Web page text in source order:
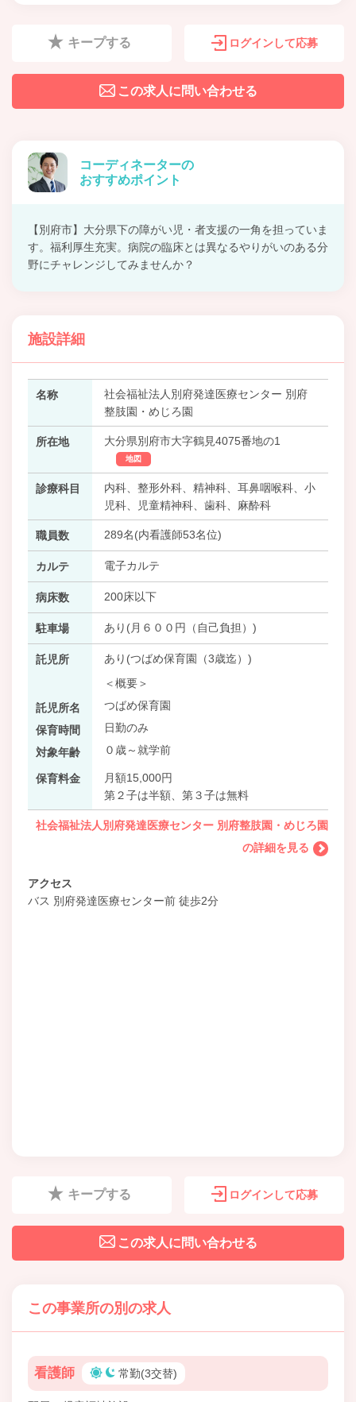
キープする ログインして応募
この求人に問い合わせる
コーディネーターの
おすすめポイント
【別府市】大分県下の障がい児・者支援の一角を担っていま
す。福利厚生充実。病院の臨床とは異なるやりがいのある分
野にチャレンジしてみませんか？
施設詳細
名称
社会福祉法人別府発達医療センター 別府
整肢園・めじろ園
所在地 大分県別府市大字鶴見4075番地の1
地図
診療科目
内科、整形外科、精神科、耳鼻咽喉科、小
児科、児童精神科、歯科、麻酔科
職員数 289名(内看護師53名位)
カルテ 電子カルテ
病床数 200床以下
駐車場 あり(月６００円（自己負担）)
託児所
あり(つばめ保育園（3歳迄）)
＜概要＞
託児所名
つばめ保育園
保育時間
日勤のみ
対象年齢
０歳～就学前
保育料金
月額15,000円
第２子は半額、第３子は無料
社会福祉法人別府発達医療センター 別府整肢園・めじろ園
の詳細を見る
アクセス
バス 別府発達医療センター前 徒歩2分
キープする ログインして応募
この求人に問い合わせる
この事業所の別の求人
看護師 常勤(3交替)